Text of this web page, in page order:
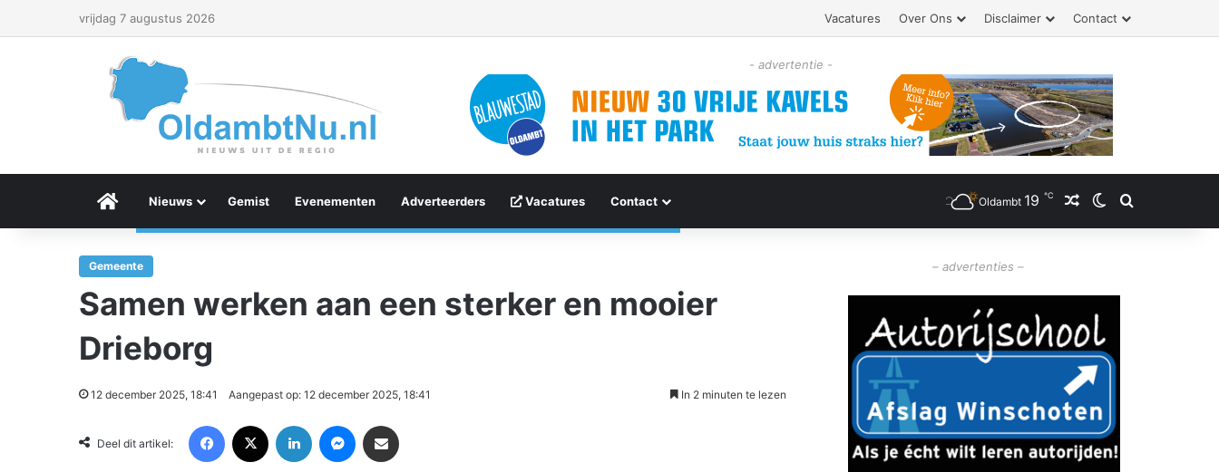
vrijdag 7 augustus 2026 Vacatures Over Ons Disclaimer Contact
- advertentie -
Menu Item
Nieuws Gemist Evenementen Adverteerders Vacatures Contact Oldambt 19 ℃ Willekeurig artikel
Switch skin
Zoeken
Gemeente
Samen werken aan een sterker en mooier
Drieborg
12 december 2025, 18:41 Aangepast op: 12 december 2025, 18:41 In 2 minuten te lezen
Deel dit artikel:
– advertenties –